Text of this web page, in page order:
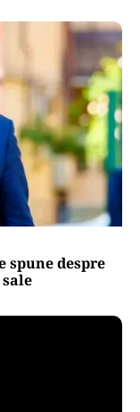
spune despre